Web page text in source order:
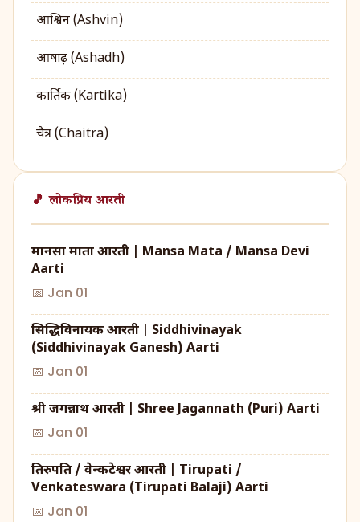
आश्विन (Ashvin)
आषाढ़ (Ashadh)
कार्तिक (Kartika)
चैत्र (Chaitra)
🎵 लोकप्रिय आरती
मानसा माता आरती | Mansa Mata / Mansa Devi
Aarti
📅 Jan 01
सिद्धिविनायक आरती | Siddhivinayak
(Siddhivinayak Ganesh) Aarti
📅 Jan 01
श्री जगन्नाथ आरती | Shree Jagannath (Puri) Aarti
📅 Jan 01
तिरुपति / वेन्कटेश्वर आरती | Tirupati /
Venkateswara (Tirupati Balaji) Aarti
📅 Jan 01